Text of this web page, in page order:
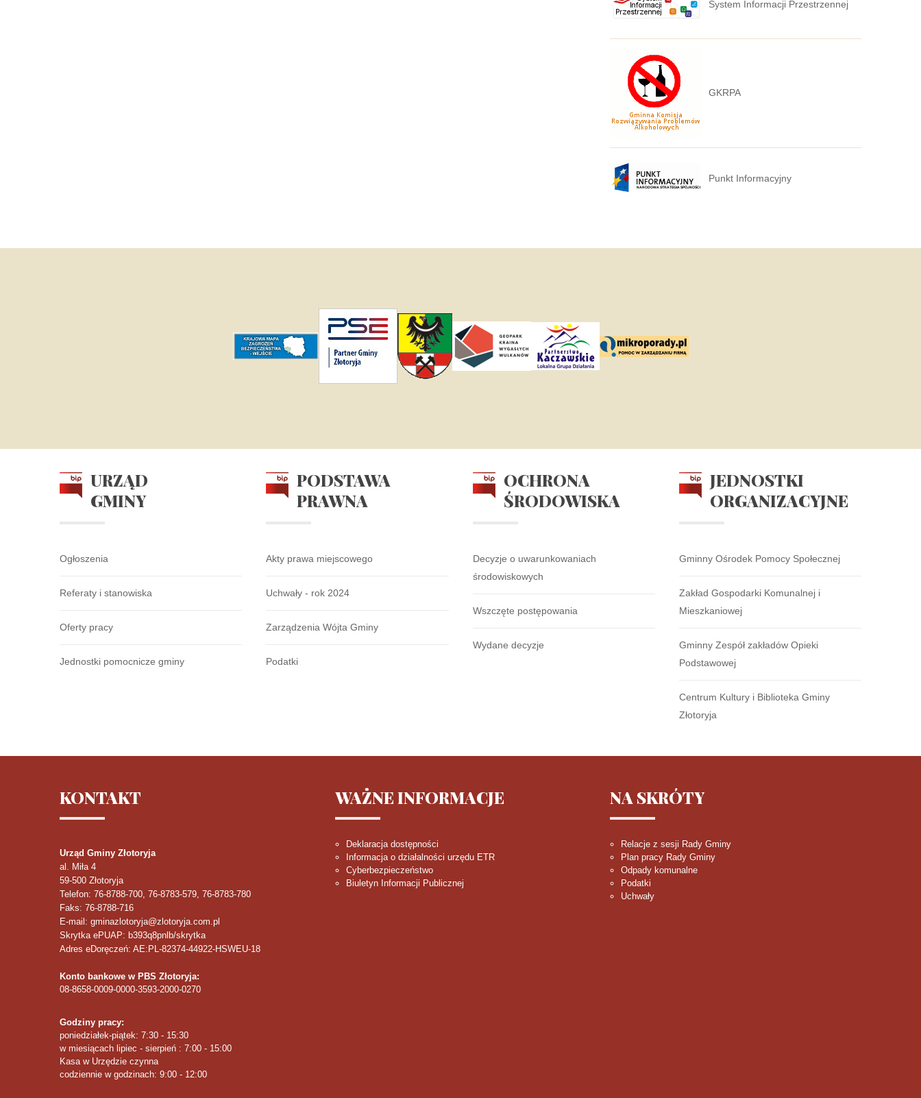
System Informacji Przestrzennej
GKRPA
Punkt Informacyjny
URZĄD
GMINY
Ogłoszenia
Referaty i stanowiska
Oferty pracy
Jednostki pomocnicze gminy
PODSTAWA
PRAWNA
Akty prawa miejscowego
Uchwały - rok 2024
Zarządzenia Wójta Gminy
Podatki
OCHRONA
ŚRODOWISKA
Decyzje o uwarunkowaniach
środowiskowych
Wszczęte postępowania
Wydane decyzje
JEDNOSTKI
ORGANIZACYJNE
Gminny Ośrodek Pomocy Społecznej
Zakład Gospodarki Komunalnej i
Mieszkaniowej
Gminny Zespół zakładów Opieki
Podstawowej
Centrum Kultury i Biblioteka Gminy
Złotoryja
KONTAKT
Urząd Gminy Złotoryja
al. Miła 4
59-500 Złotoryja
Telefon: 76-8788-700, 76-8783-579, 76-8783-780
Faks: 76-8788-716
E-mail: gminazlotoryja@zlotoryja.com.pl
Skrytka ePUAP: b393q8pnlb/skrytka
Adres eDoręczeń: AE:PL-82374-44922-HSWEU-18
Konto bankowe w PBS Złotoryja:
08-8658-0009-0000-3593-2000-0270
Godziny pracy:
poniedziałek-piątek: 7:30 - 15:30
w miesiącach lipiec - sierpień : 7:00 - 15:00
Kasa w Urzędzie czynna
codziennie w godzinach: 9:00 - 12:00
WAŻNEINFORMACJE
Deklaracja dostępności
Informacja o działalności urzędu ETR
Cyberbezpieczeństwo
Biuletyn Informacji Publicznej
NA SKRÓTY
Relacje z sesji Rady Gminy
Plan pracy Rady Gminy
Odpady komunalne
Podatki
Uchwały